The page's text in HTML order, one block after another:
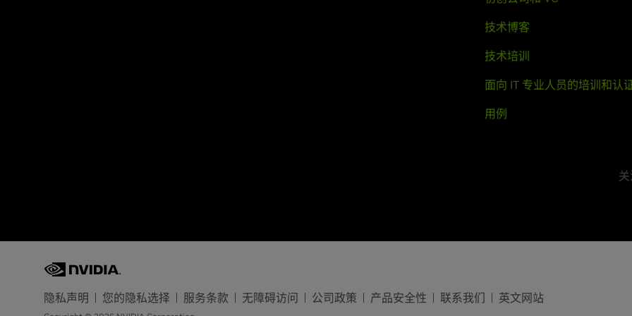
技术博客
技术培训
面向 IT 专业人员的培训和认
用例
隐私声明 您的隐私选择 服务条款 无障碍访问 公司政策 产品安全性 联系我们 英文网站